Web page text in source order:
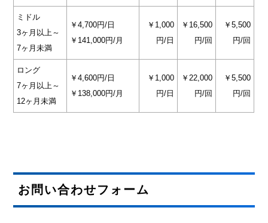
ミドル
3ヶ月以上～
7ヶ月未満
￥4,700円/日
￥141,000円/月
￥1,000
円/日
￥16,500
円/回
￥5,500
円/回
ロング
7ヶ月以上～
12ヶ月未満
￥4,600円/日
￥138,000円/月
￥1,000
円/日
￥22,000
円/回
￥5,500
円/回
お問い合わせフォーム